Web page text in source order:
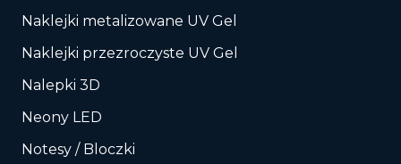
Naklejki metalizowane UV Gel
Naklejki przezroczyste UV Gel
Nalepki 3D
Neony LED
Notesy / Bloczki